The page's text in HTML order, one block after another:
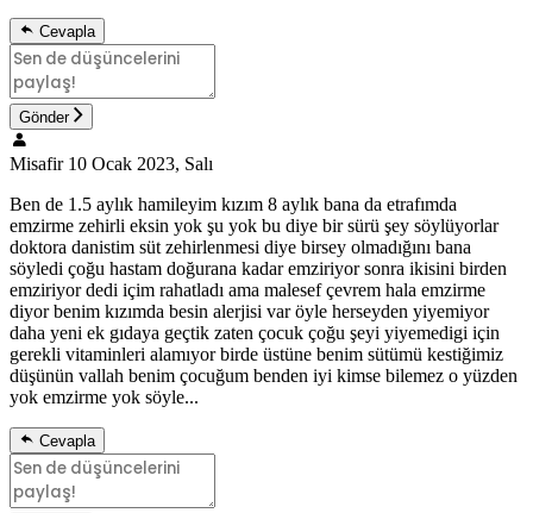
Cevapla
Gönder
Misafir 10 Ocak 2023, Salı
Ben de 1.5 aylık hamileyim kızım 8 aylık bana da etrafımda
emzirme zehirli eksin yok şu yok bu diye bir sürü şey söylüyorlar
doktora danistim süt zehirlenmesi diye birsey olmadığını bana
söyledi çoğu hastam doğurana kadar emziriyor sonra ikisini birden
emziriyor dedi içim rahatladı ama malesef çevrem hala emzirme
diyor benim kızımda besin alerjisi var öyle herseyden yiyemiyor
daha yeni ek gıdaya geçtik zaten çocuk çoğu şeyi yiyemedigi için
gerekli vitaminleri alamıyor birde üstüne benim sütümü kestiğimiz
düşünün vallah benim çocuğum benden iyi kimse bilemez o yüzden
yok emzirme yok söyle...
Cevapla